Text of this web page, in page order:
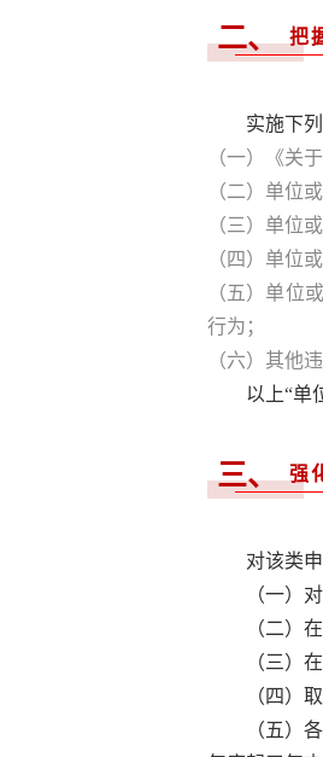
二、 把
实施下
（一）《关
（二）单位
（三）单位
（四）单位
（五）单位
行为；
（六）其他
以上“单
三、 强
对该类
（一）
（二）
（三）
（四）
（五）